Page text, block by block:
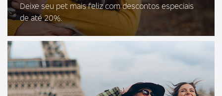
Deixe seu pet mais feliz com descontos especiais
de até 20%.